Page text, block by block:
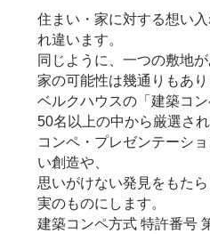
住まい・家に対する想い
れ違います。
同じように、一つの敷地
家の可能性は幾通りもあり
ベルクハウスの「建築コン
50名以上の中から厳選さ
コンペ・プレゼンテーシ
い創造や、
思いがけない発見をもた
実のものにします。
建築コンペ方式 特許番号